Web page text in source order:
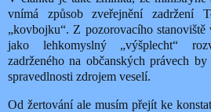
vnímá způsob zveřejnění zadržení
„kovbojku“. Z pozorovacího
jako lehkomyslný „výšplecht“
zadrženého na občanských právech
spravedlnosti zdrojem veselí.
Od žertování ale musím přejít ke